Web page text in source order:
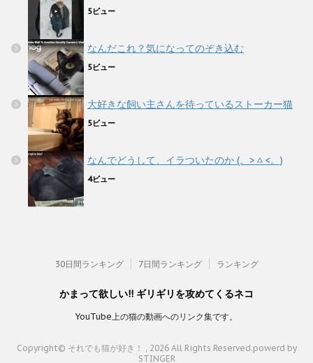
5ビュー
なんだこれ？気になってのぞき込む
5ビュー
大好きな飼い主さんを待っているストーカー猫
5ビュー
なんでどうして、イラついたのか (。>ㅿ<。)
4ビュー
30日間ランキング 7日間ランキング ランキング
かまって欲しい!! ギリギリを攻めてくるネコ
YouTube上の猫の動画へのリンク集です。
Copyright© それでも猫が好き！ , 2026 All Rights Reserved.powerd by
STINGER